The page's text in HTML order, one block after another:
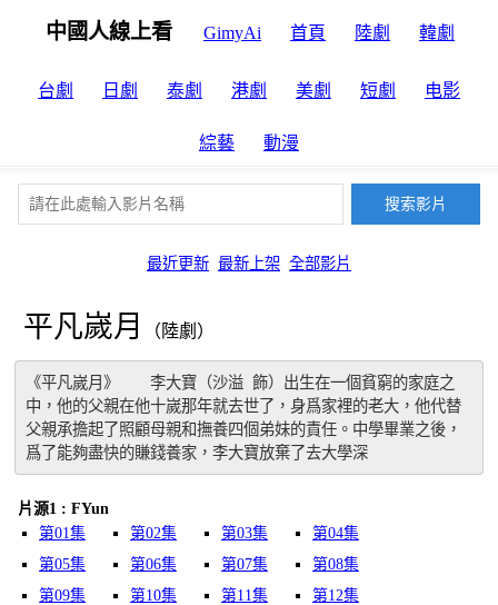
中國人線上看 GimyAi 首頁 陸劇 韓劇
台劇 日劇 泰劇 港劇 美劇 短劇 电影
綜藝 動漫
最近更新 最新上架 全部影片
平凡嵗月 （陸劇）
《平凡嵗月》　　李大寶（沙溢 飾）出生在一個貧窮的家庭之
中，他的父親在他十嵗那年就去世了，身爲家裡的老大，他代替
父親承擔起了照顧母親和撫養四個弟妹的責任。中學畢業之後，
爲了能夠盡快的賺錢養家，李大寶放棄了去大學深
片源1 : FYun
第01集
第02集 第03集
第04集
第05集
第06集 第07集
第08集
第09集
第10集 第11集
第12集